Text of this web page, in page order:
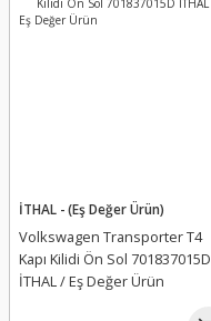
İTHAL - (Eş Değer Ürün)
Volkswagen Transporter T4
Kapı Kilidi Ön Sol 701837015D
İTHAL / Eş Değer Ürün